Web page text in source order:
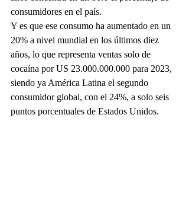
consumidores en el país.
Y es que ese consumo ha aumentado en un
20% a nivel mundial en los últimos diez
años, lo que representa ventas solo de
cocaína por US 23.000.000.000 para 2023,
siendo ya América Latina el segundo
consumidor global, con el 24%, a solo seis
puntos porcentuales de Estados Unidos.